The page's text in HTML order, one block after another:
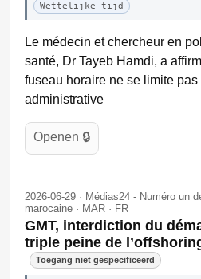
Wettelijke tijd
Le médecin et chercheur en
santé, Dr Tayeb Hamdi, a
fuseau horaire ne se limite
administrative
Openen 🔒
2026-06-29 · Médias24 - Numéro un
marocaine · MAR · FR
GMT, interdiction du
triple peine de
Toegang niet gespecificeerd